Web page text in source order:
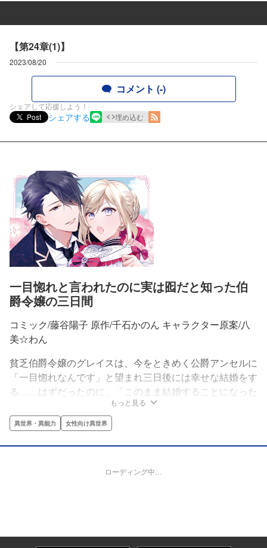
【第24章(1)】
2023/08/20
コメント (-)
シェアして応援しよう！
Post
シェアする 埋め込む
一目惚れと言われたのに実は囮だと知った伯
爵令嬢の三日間
コミック/藤谷陽子 原作/千石かのん キャラクター原案/八
美☆わん
貧乏伯爵令嬢のグレイスは、今をときめく公爵アンセルに
「一目惚れなんです」と望まれ三日後には幸せな結婚をす
る……はずだったのに、「このまま結婚することになった
ら最悪だ」というアンセルの言葉を立ち聞きしてしまう。
どうやら彼女は公爵家を狙う厄介な男を捕らえるための囮
だったらしい。グレイスはショックを受けながらも、せめ
て最後まで囮としての役目をまっとうしようと犯人を誘き
もっと見る
異世界・異能力 女性向け異世界
ローディング中…